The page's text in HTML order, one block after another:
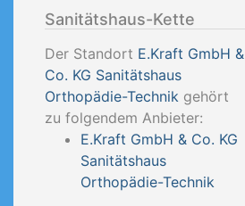
Sanitätshaus-Kette
Der Standort E.Kraft GmbH &
Co. KG Sanitätshaus
Orthopädie-Technik gehört
zu folgendem Anbieter:
E.Kraft GmbH & Co. KG
Sanitätshaus
Orthopädie-Technik